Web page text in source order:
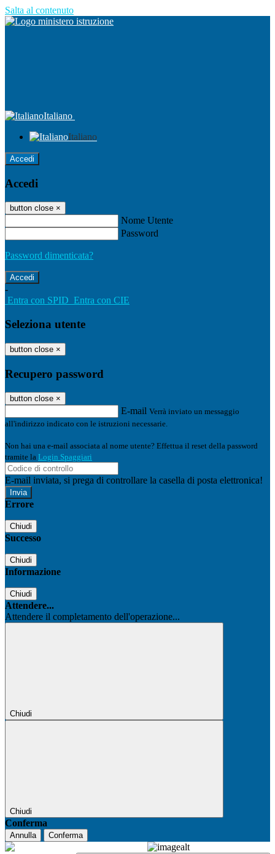
Salta al contenuto
Italiano
Italiano
Accedi
Accedi
button close ×
Nome Utente
Password
Password dimenticata?
-
Entra con SPID Entra con CIE
Seleziona utente
button close ×
Recupero password
button close ×
E-mail Verrà inviato un messaggio
all'indirizzo indicato con le istruzioni necessarie.
Non hai una e-mail associata al nome utente? Effettua il reset della password
tramite la Login Spaggiari
E-mail inviata, si prega di controllare la casella di posta elettronica!
Errore
Chiudi
Successo
Chiudi
Informazione
Chiudi
Attendere...
Attendere il completamento dell'operazione...
Chiudi
Chiudi
Conferma
Annulla Conferma